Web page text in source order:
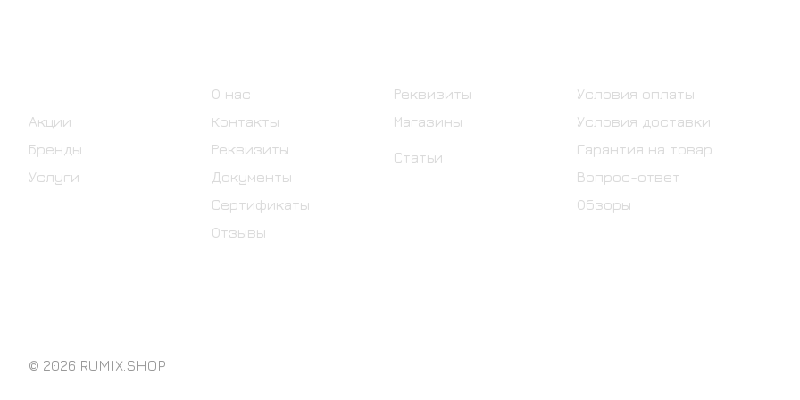
Акции
Бренды
Услуги
О нас
Контакты
Реквизиты
Документы
Сертификаты
Отзывы
Реквизиты
Магазины
Статьи
Условия оплаты
Условия доставки
Гарантия на товар
Вопрос-ответ
Обзоры
© 2026 RUMIX.SHOP